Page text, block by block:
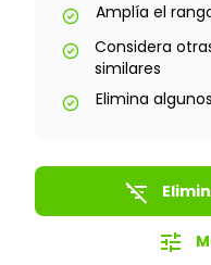
check_circle Amplía el
check_circle
Considera
similares
check_circle Elimina
filter_list_off
tune